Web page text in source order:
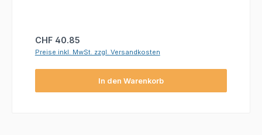
Regulärer Preis:
CHF 40.85
Preise inkl. MwSt. zzgl. Versandkosten
In den Warenkorb